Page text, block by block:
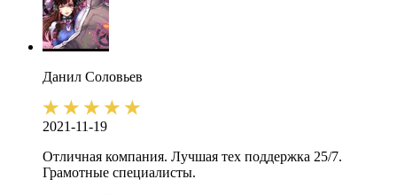
Данил Соловьев
2021-11-19
Отличная компания. Лучшая тех поддержка 25/7.
Грамотные специалисты.